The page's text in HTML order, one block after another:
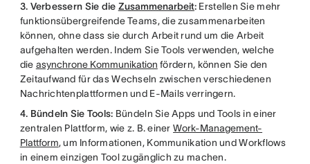
3. Verbessern Sie die Zusammenarbeit: Erstellen Sie mehr
funktionsübergreifende Teams, die zusammenarbeiten
können, ohne dass sie durch Arbeit rund um die Arbeit
aufgehalten werden. Indem Sie Tools verwenden, welche
die asynchrone Kommunikation fördern, können Sie den
Zeitaufwand für das Wechseln zwischen verschiedenen
Nachrichtenplattformen und E-Mails verringern.
4. Bündeln Sie Tools: Bündeln Sie Apps und Tools in einer
zentralen Plattform, wie z. B. einerWork-Management-
Plattform, um Informationen, Kommunikation und Workflows
in einem einzigen Tool zugänglich zu machen.